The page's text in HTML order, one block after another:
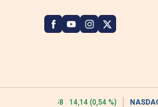
2622,58 14,14 (0,54 %)